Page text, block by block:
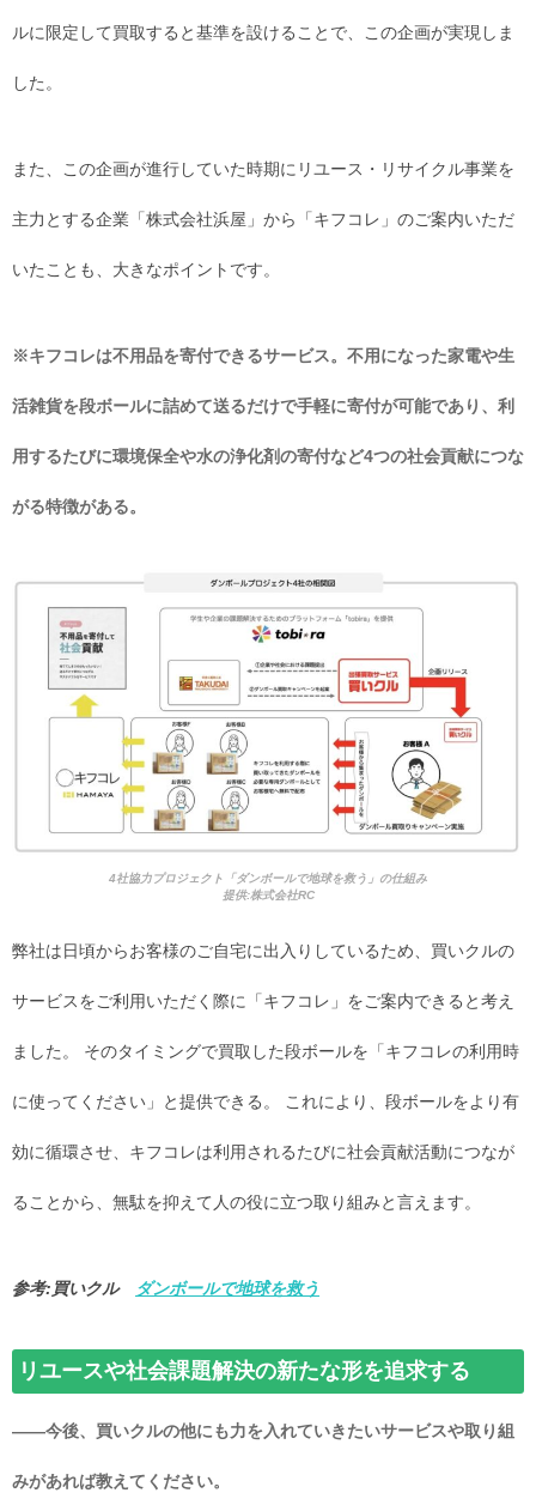
ルに限定して買取すると基準を設けることで、この企画が実現しま
した。
また、この企画が進行していた時期にリユース・リサイクル事業を
主力とする企業「株式会社浜屋」から「キフコレ」のご案内いただ
いたことも、大きなポイントです。
※キフコレは不用品を寄付できるサービス。不用になった家電や生
活雑貨を段ボールに詰めて送るだけで手軽に寄付が可能であり、利
用するたびに環境保全や水の浄化剤の寄付など4つの社会貢献につな
がる特徴がある。
4社協力プロジェクト「ダンボールで地球を救う」の仕組み
提供:株式会社RC
弊社は日頃からお客様のご自宅に出入りしているため、買いクルの
サービスをご利用いただく際に「キフコレ」をご案内できると考え
ました。 そのタイミングで買取した段ボールを「キフコレの利用時
に使ってください」と提供できる。 これにより、段ボールをより有
効に循環させ、キフコレは利用されるたびに社会貢献活動につなが
ることから、無駄を抑えて人の役に立つ取り組みと言えます。
参考:買いクル ダンボールで地球を救う
リユースや社会課題解決の新たな形を追求する
――今後、買いクルの他にも力を入れていきたいサービスや取り組
みがあれば教えてください。